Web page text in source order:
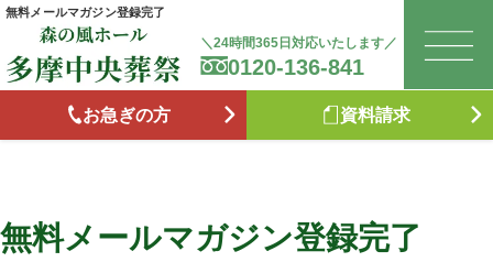
お
無料メールマガジン登録完了
＼24時間365日対応いたします／
0120-136-841
お急ぎの方 資料請求
無料メールマガジン登録完了